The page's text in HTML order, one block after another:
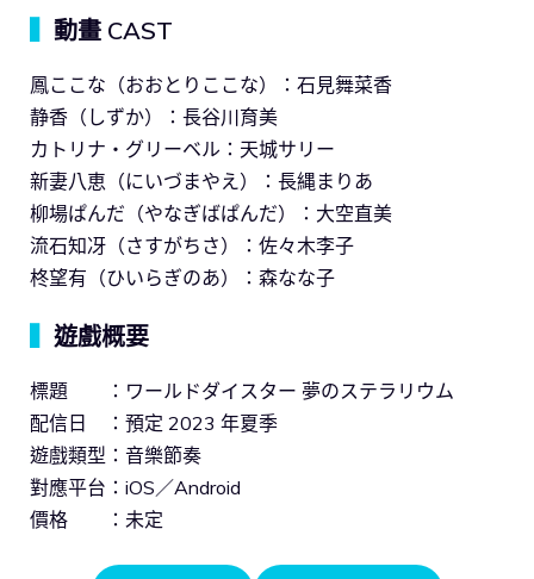
動畫 CAST
鳳ここな（おおとりここな）：石見舞菜香
静香（しずか）：長谷川育美
カトリナ・グリーベル：天城サリー
新妻八恵（にいづまやえ）：長縄まりあ
柳場ぱんだ（やなぎばぱんだ）：大空直美
流石知冴（さすがちさ）：佐々木李子
柊望有（ひいらぎのあ）：森なな子
遊戲概要
標題 ：ワールドダイスター 夢のステラリウム
配信日 ：預定 2023 年夏季
遊戲類型：音樂節奏
對應平台：iOS／Android
價格 ：未定